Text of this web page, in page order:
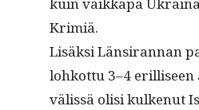
Krimiä.
Lisäk­si Län­sir­an­nan
lohkot­tu 3–4 eril­liseen
välis­sä olisi kulkenut